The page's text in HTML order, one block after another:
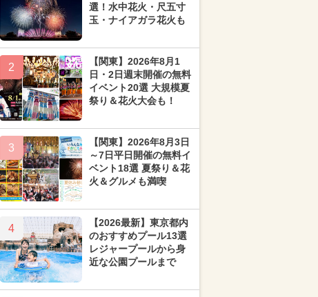
選！水中花火・尺五寸
玉・ナイアガラ花火も
2
【関東】2026年8月1
日・2日週末開催の無料
イベント20選 大規模夏
祭り＆花火大会も！
3
【関東】2026年8月3日
～7日平日開催の無料イ
ベント18選 夏祭り＆花
火＆グルメも満喫
4
【2026最新】東京都内
のおすすめプール13選
レジャープールから身
近な公園プールまで